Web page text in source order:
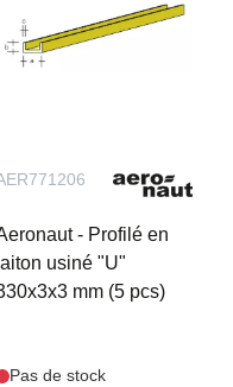
- Profilé en
laiton usiné "U"
mm (5 pcs)
Pas de stock